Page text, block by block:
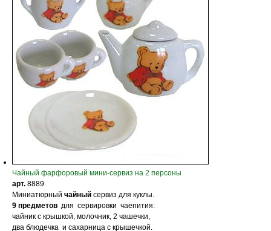
Чайный фарфоровый мини-сервиз на 2 персоны
арт. 8889
Миниатюрный чайный сервиз для куклы.
9 предметов для сервировки чаепития:
чайник с крышкой, молочник, 2 чашечки,
два блюдечка и сахарница с крышечкой.